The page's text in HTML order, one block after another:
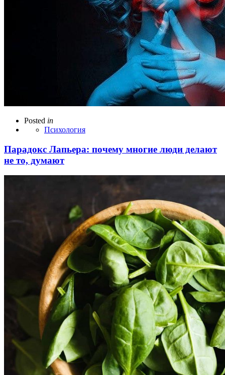
Posted in
Психология
Парадокс Лапьера: почему многие люди делают
не то, думают